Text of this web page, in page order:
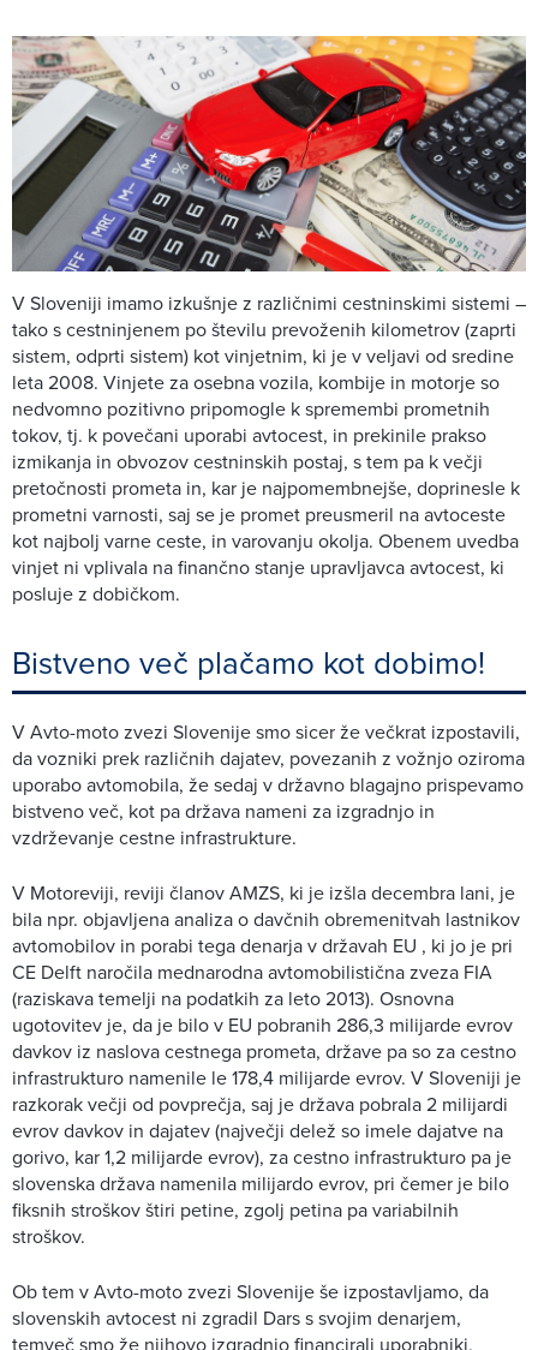
V Sloveniji imamo izkušnje z različnimi cestninskimi sistemi –
tako s cestninjenem po številu prevoženih kilometrov (zaprti
sistem, odprti sistem) kot vinjetnim, ki je v veljavi od sredine
leta 2008. Vinjete za osebna vozila, kombije in motorje so
nedvomno pozitivno pripomogle k spremembi prometnih
tokov, tj. k povečani uporabi avtocest, in prekinile prakso
izmikanja in obvozov cestninskih postaj, s tem pa k večji
pretočnosti prometa in, kar je najpomembnejše, doprinesle k
prometni varnosti, saj se je promet preusmeril na avtoceste
kot najbolj varne ceste, in varovanju okolja. Obenem uvedba
vinjet ni vplivala na finančno stanje upravljavca avtocest, ki
posluje z dobičkom.
Bistveno več plačamo kot dobimo!
V Avto-moto zvezi Slovenije smo sicer že večkrat izpostavili,
da vozniki prek različnih dajatev, povezanih z vožnjo oziroma
uporabo avtomobila, že sedaj v državno blagajno prispevamo
bistveno več, kot pa država nameni za izgradnjo in
vzdrževanje cestne infrastrukture.
V Motoreviji, reviji članov AMZS, ki je izšla decembra lani, je
bila npr. objavljena analiza o davčnih obremenitvah lastnikov
avtomobilov in porabi tega denarja v državah EU , ki jo je pri
CE Delft naročila mednarodna avtomobilistična zveza FIA
(raziskava temelji na podatkih za leto 2013). Osnovna
ugotovitev je, da je bilo v EU pobranih 286,3 milijarde evrov
davkov iz naslova cestnega prometa, države pa so za cestno
infrastrukturo namenile le 178,4 milijarde evrov. V Sloveniji je
razkorak večji od povprečja, saj je država pobrala 2 milijardi
evrov davkov in dajatev (največji delež so imele dajatve na
gorivo, kar 1,2 milijarde evrov), za cestno infrastrukturo pa je
slovenska država namenila milijardo evrov, pri čemer je bilo
fiksnih stroškov štiri petine, zgolj petina pa variabilnih
stroškov.
Ob tem v Avto-moto zvezi Slovenije še izpostavljamo, da
slovenskih avtocest ni zgradil Dars s svojim denarjem,
temveč smo že njihovo izgradnjo financirali uporabniki,